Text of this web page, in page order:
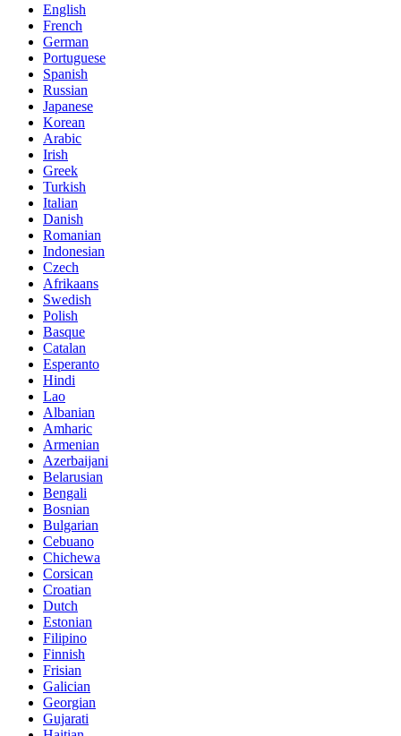
English
French
German
Portuguese
Spanish
Russian
Japanese
Korean
Arabic
Irish
Greek
Turkish
Italian
Danish
Romanian
Indonesian
Czech
Afrikaans
Swedish
Polish
Basque
Catalan
Esperanto
Hindi
Lao
Albanian
Amharic
Armenian
Azerbaijani
Belarusian
Bengali
Bosnian
Bulgarian
Cebuano
Chichewa
Corsican
Croatian
Dutch
Estonian
Filipino
Finnish
Frisian
Galician
Georgian
Gujarati